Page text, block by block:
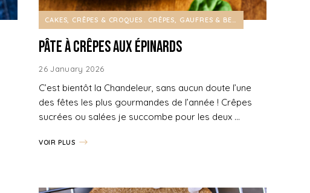
CAKES, CRÊPES & CROQUES CRÊPES, GAUFRES & BEIGNETS
Pâte à crêpes aux épinards
26 January 2026
C’est bientôt la Chandeleur, sans aucun doute l’une
des fêtes les plus gourmandes de l’année ! Crêpes
sucrées ou salées je succombe pour les deux …
VOIR PLUS